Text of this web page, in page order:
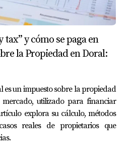
(FAQ)
Certificate?
la situación financiera del
pendiente con la HOA.
un Reserve Study?
financiero del fondo de
aumentos en las cuotas.
hay restricciones sobre
tax” y cómo se paga en
la Propiedad en Doral:
es un impuesto sobre la propiedad
utilizado para financiar
explora su cálculo, métodos
reales de propietarios que